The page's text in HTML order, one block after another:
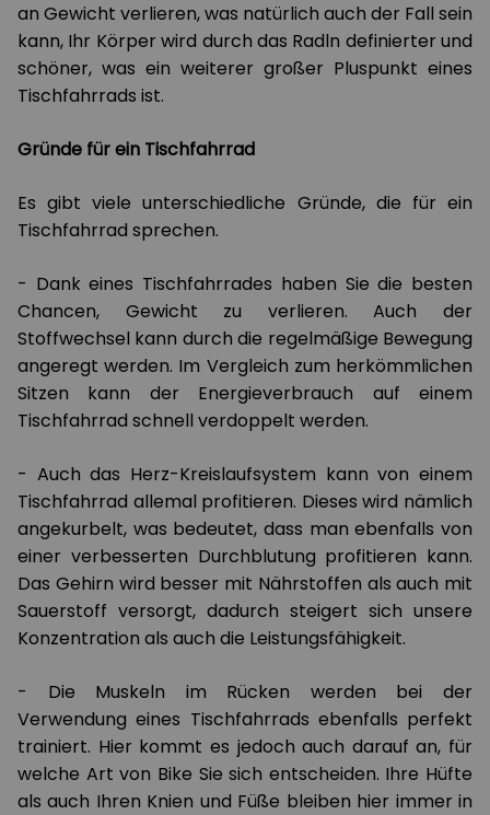
an Gewicht verlieren, was natürlich auch der Fall sein
kann, Ihr Körper wird durch das Radln definierter und
schöner, was ein weiterer großer Pluspunkt eines
Tischfahrrads ist.
Gründe für ein Tischfahrrad
Es gibt viele unterschiedliche Gründe, die für ein
Tischfahrrad sprechen.
- Dank eines Tischfahrrades haben Sie die besten
Chancen, Gewicht zu verlieren. Auch der
Stoffwechsel kann durch die regelmäßige Bewegung
angeregt werden. Im Vergleich zum herkömmlichen
Sitzen kann der Energieverbrauch auf einem
Tischfahrrad schnell verdoppelt werden.
- Auch das Herz-Kreislaufsystem kann von einem
Tischfahrrad allemal profitieren. Dieses wird nämlich
angekurbelt, was bedeutet, dass man ebenfalls von
einer verbesserten Durchblutung profitieren kann.
Das Gehirn wird besser mit Nährstoffen als auch mit
Sauerstoff versorgt, dadurch steigert sich unsere
Konzentration als auch die Leistungsfähigkeit.
- Die Muskeln im Rücken werden bei der
Verwendung eines Tischfahrrads ebenfalls perfekt
trainiert. Hier kommt es jedoch auch darauf an, für
welche Art von Bike Sie sich entscheiden. Ihre Hüfte
als auch Ihren Knien und Füße bleiben hier immer in